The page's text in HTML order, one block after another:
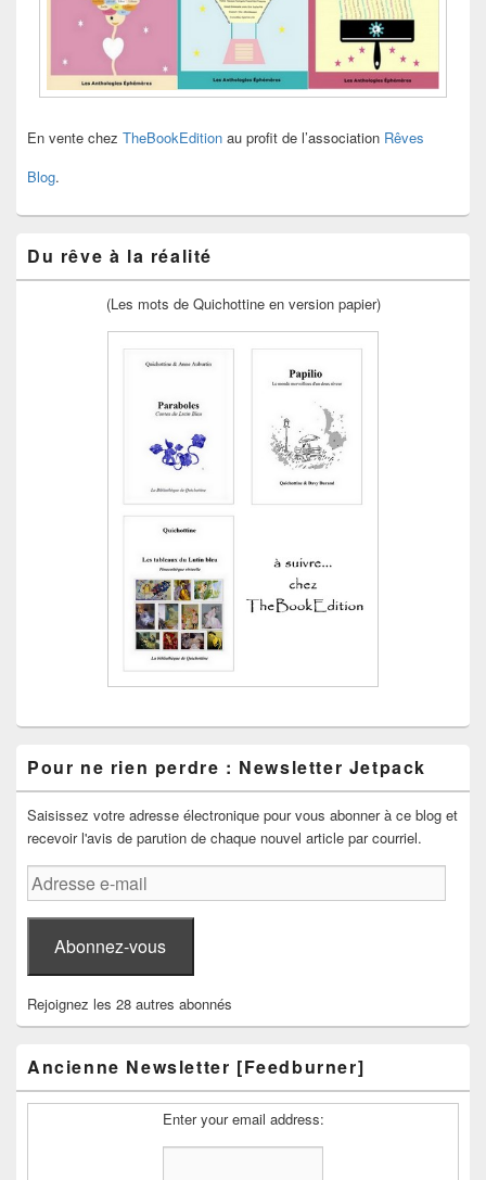
En vente chez TheBookEdition au profit de l’association Rêves
Blog.
Du rêve à la réalité
(Les mots de Quichottine en version papier)
Pour ne rien perdre : Newsletter Jetpack
Saisissez votre adresse électronique pour vous abonner à ce blog et
recevoir l'avis de parution de chaque nouvel article par courriel.
Adresse
e-
mail
Abonnez-vous
Rejoignez les 28 autres abonnés
Ancienne Newsletter [Feedburner]
Enter your email address: